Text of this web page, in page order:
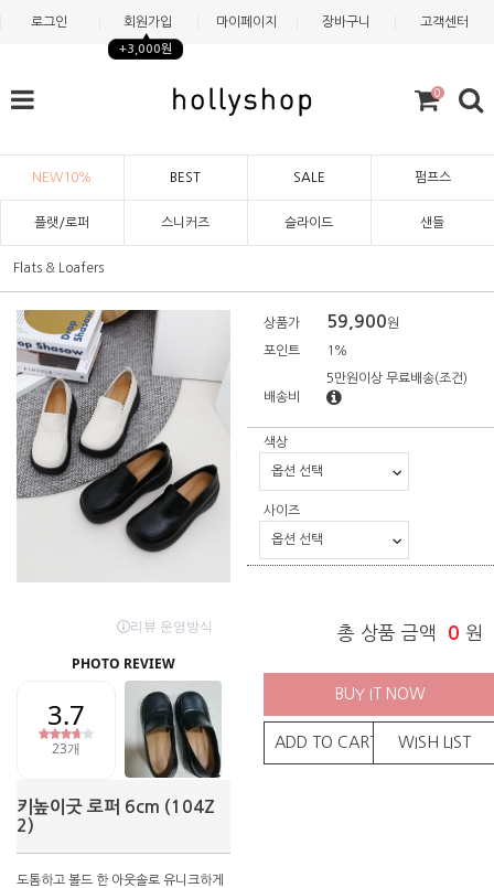
로그인 회원가입
+3,000원
마이페이지 장바구니 고객센터
0
NEW10% BEST SALE 펌프스
플랫/로퍼 스니커즈 슬라이드 샌들
Flats & Loafers
키높이굿 로퍼 6cm (104Z
2)
도톰하고 볼드 한 아웃솔로 유니크하게
상품가 59,900원
포인트 1%
배송비
5만원이상 무료배송(조건)
색상
사이즈
총 상품 금액 0 원
BUY IT NOW
ADD TO CART WISH LIST